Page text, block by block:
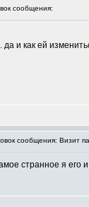
сообщения:
и как ей
сообщения: Визит
странное я